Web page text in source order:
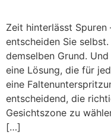
Zeit hinterlässt
entscheiden Sie
demselben Grund.
eine Lösung, die für
eine
entscheidend, die
Gesichtszone zu
[…]